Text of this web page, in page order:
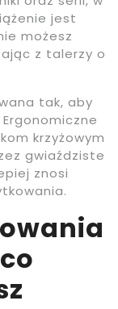
jest
możesz
z talerzy o
tak, aby
krzyżowym
gwiaździste
znosi